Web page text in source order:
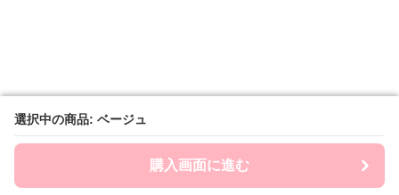
選択中の商品: ベージュ
購入画面に進む
選択中の商品: ベージュ
購入画面に進む